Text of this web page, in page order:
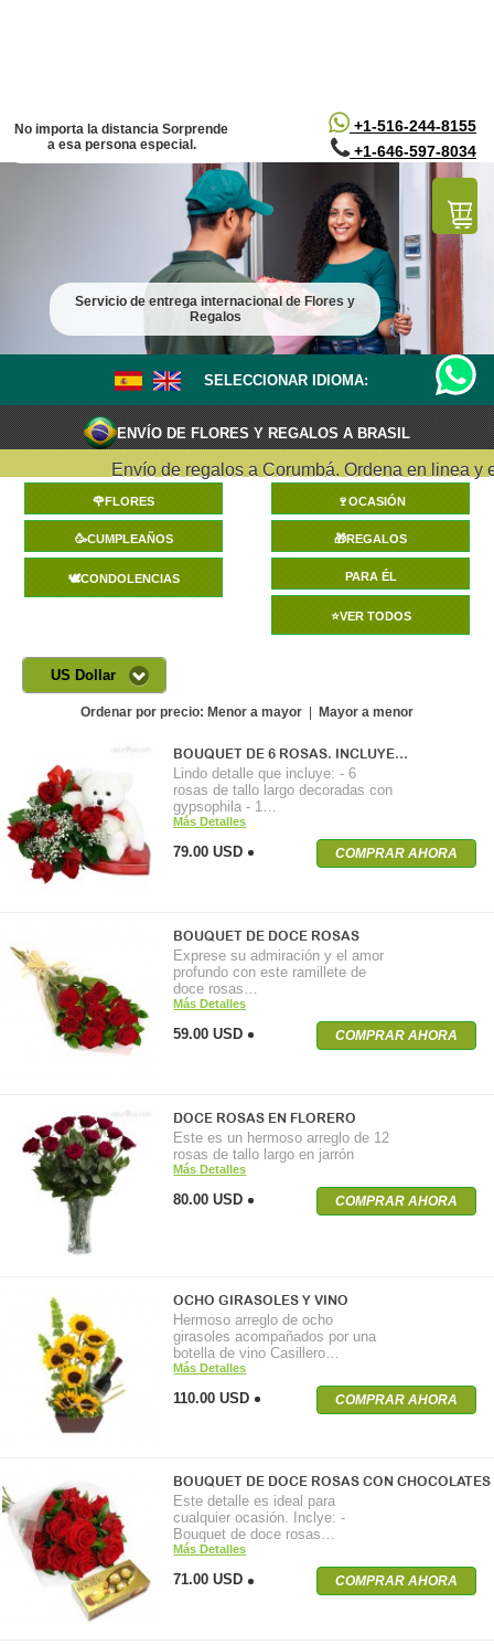
+1-516-244-8155
+1-646-597-8034
No importa la distancia Sorprende
a esa persona especial.
Servicio de entrega internacional de Flores y
Regalos
SELECCIONAR IDIOMA:
ENVÍO DE FLORES Y REGALOS A BRASIL
Envío de regalos a Corumbá. Ordena en linea y
🌹FLORES 🍷OCASIÓN
🥳CUMPLEAÑOS 🎁REGALOS
🕊️CONDOLENCIAS PARA ÉL
⭐VER TODOS
US Dollar
Ordenar por precio: Menor a mayor Mayor a menor
BOUQUET DE 6 ROSAS. INCLUYE…
Lindo detalle que incluye: - 6
rosas de tallo largo decoradas con
gypsophila - 1…
Más Detalles
79.00 USD COMPRAR AHORA
BOUQUET DE DOCE ROSAS
Exprese su admiración y el amor
profundo con este ramillete de
doce rosas…
Más Detalles
59.00 USD COMPRAR AHORA
DOCE ROSAS EN FLORERO
Este es un hermoso arreglo de 12
rosas de tallo largo en jarrón
Más Detalles
80.00 USD COMPRAR AHORA
OCHO GIRASOLES Y VINO
Hermoso arreglo de ocho
girasoles acompañados por una
botella de vino Casillero…
Más Detalles
110.00 USD COMPRAR AHORA
BOUQUET DE DOCE ROSAS CON CHOCOLATES
Este detalle es ideal para
cualquier ocasión. Inclye: -
Bouquet de doce rosas…
Más Detalles
71.00 USD COMPRAR AHORA